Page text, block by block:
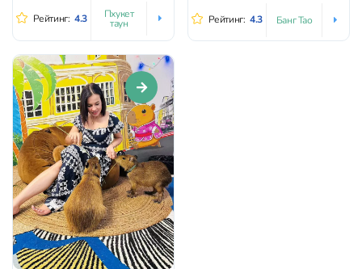
которые с радостью идут на
контакт, играют с
посетителями и позволяют
себя гладить. Внутри царит
чистота и порядок – нет ни
запаха, ни лишнего шума,...
Рейтинг: 4.3 Пхукет
таун
небольшим прудом,
благодаря чему атмосфера
здесь напоминает сельскую
Рейтинг: 4.3 Банг Тао